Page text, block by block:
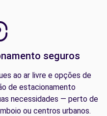
seguros
ao ar livre e opções de
de estacionamento
necessidades — perto de
ou centros urbanos.